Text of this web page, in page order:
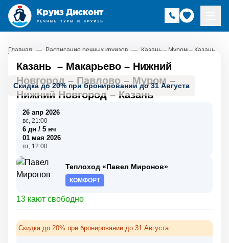
Главная — Расписание речных круизов — Казань – Муром – Казань
Скидка до 20% при бронировании до 31 Августа
Казань – Макарьево – Нижний
Новгород– Павлово – Муром –
Нижний Новгород – Казань
26 апр 2026
вс, 21:00
6 дн / 5 нч
01 мая 2026
пт, 12:00
Теплоход «Павел Миронов»
КОМФОРТ
13 кают свободно
Скидка до 20% при бронировании до 31 Августа